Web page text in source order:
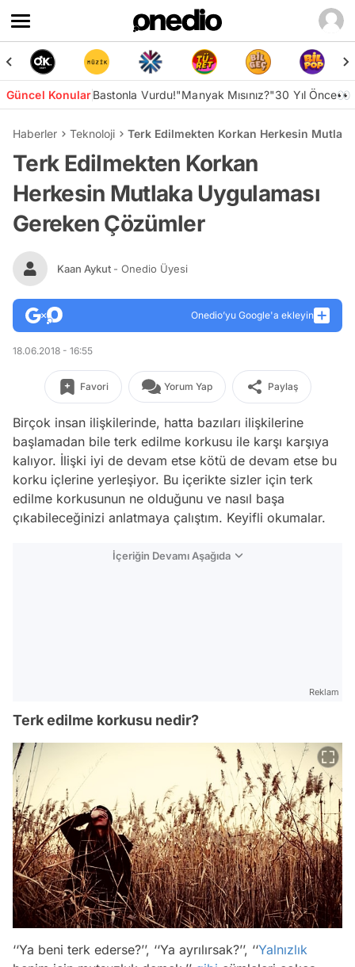
Güncel KonularBastonla Vurdu!"Manyak Mısınız?"30 Yıl Önce👀
Haberler Teknoloji Terk Edilmekten Korkan Herkesin
Terk Edilmekten Korkan
Herkesin Mutlaka Uygulaması
Gereken Çözümler
Kaan Aykut - Onedio Üyesi
Onedio’yu Google'a ekleyin
18.06.2018 - 16:55
Favori Yorum Yap Paylaş
Birçok insan ilişkilerinde, hatta bazıları ilişkilerine
başlamadan bile terk edilme korkusu ile karşı karşıya
kalıyor. İlişki iyi de devam etse kötü de devam etse bu
korku içlerine yerleşiyor. Bu içerikte sizler için terk
edilme korkusunun ne olduğunu ve nasıl başa
çıkabileceğinizi anlatmaya çalıştım. Keyifli okumalar.
İçeriğin Devamı Aşağıda
Reklam
Terk edilme korkusu nedir?
‘‘Ya beni terk ederse?’’, ‘‘Ya ayrılırsak?’’, ‘‘Yalnızlık